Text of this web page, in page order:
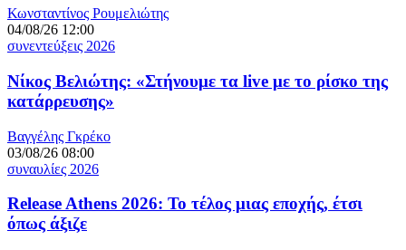
Κωνσταντίνος Ρουμελιώτης
04/08/26 12:00
συνεντεύξεις 2026
Νίκος Βελιώτης: «Στήνουμε τα live με το ρίσκο της
κατάρρευσης»
Βαγγέλης Γκρέκο
03/08/26 08:00
συναυλίες 2026
Release Athens 2026: Το τέλος μιας εποχής, έτσι
όπως άξιζε